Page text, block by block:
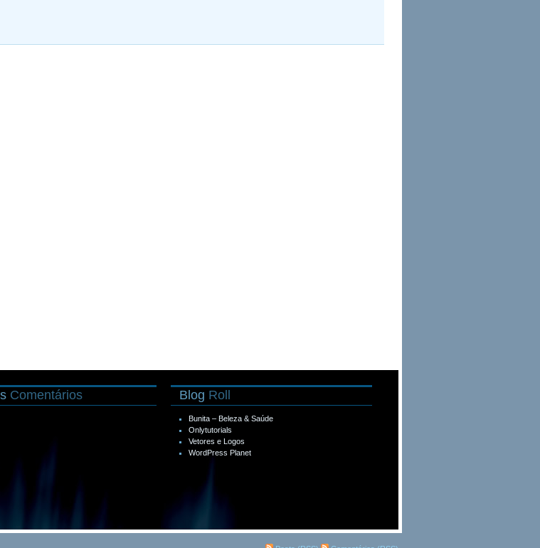
Comentários Blog Roll
Bunita – Beleza & Saúde
Onlytutorials
Vetores e Logos
WordPress Planet